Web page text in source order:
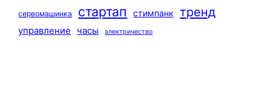
сервомашинка стартап стимпанк тренд
управление часы электричество